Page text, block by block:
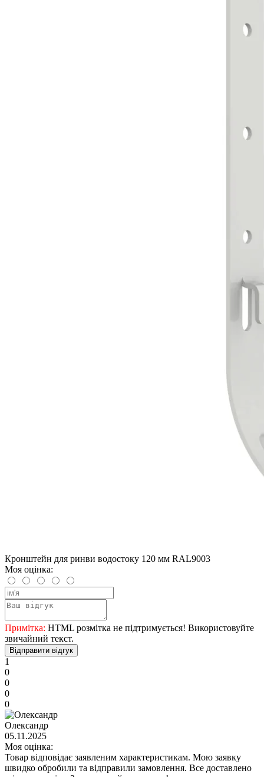
Кронштейн для ринви водостоку 120 мм RAL9003
Моя оцінка:
Примітка: HTML розмітка не підтримується! Використовуйте
звичайний текст.
Відправити відгук
1
0
0
0
0
Олександр
05.11.2025
Моя оцінка:
Товар відповідає заявленим характеристикам. Мою заявку
швидко обробили та відправили замовлення. Все доставлено